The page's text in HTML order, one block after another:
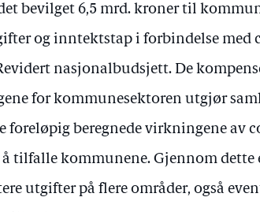
bevilget 6,5 mrd. kroner til
og inntektstap i forbindelse med
nasjonalbudsjett. De
for kommunesektoren utgjør
foreløpig beregnede virkningene av
tilfalle kommunene. Gjennom dette
utgifter på flere områder, også